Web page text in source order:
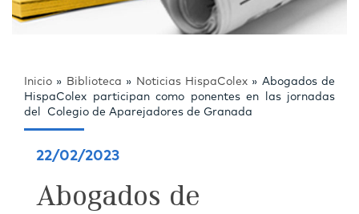
Inicio » Biblioteca » Noticias HispaColex» Abogados de
HispaColex participan como ponentes en las jornadas
del Colegio de Aparejadores de Granada
22/02/2023
Abogados de